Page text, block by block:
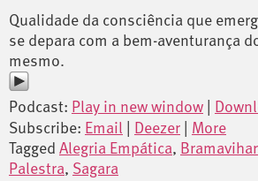
Qualidade da consciência que
se depara com a bem-aventurança
mesmo.
Podcast: Play in new window|
Subscribe: Email | Deezer| More
TaggedAlegria Empática,
Palestra, Sagara